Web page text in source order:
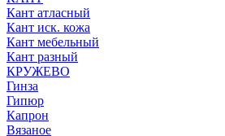
Кант атласный
Кант иск. кожа
Кант мебельный
Кант разный
КРУЖЕВО
Гинза
Гипюр
Капрон
Вязаное